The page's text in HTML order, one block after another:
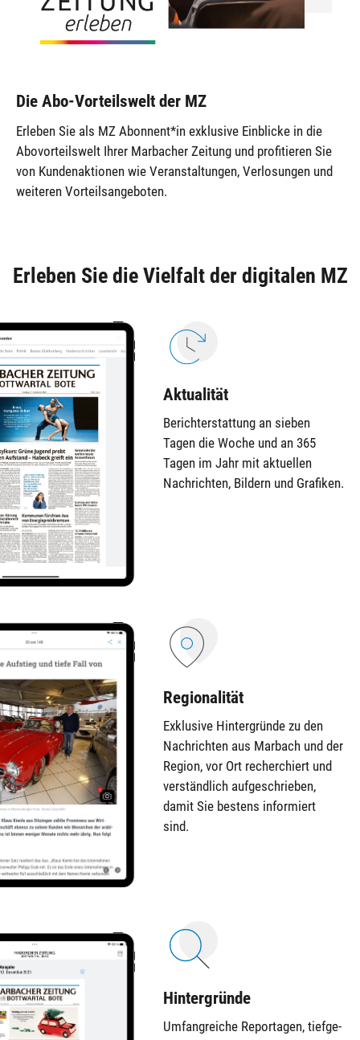
Die Abo-Vorteilswelt der MZ
Erleben Sie als MZ Abonnent*in exklusive Einblicke in die
Abovorteilswelt Ihrer Marbacher Zeitung und profitieren Sie
von Kunden­aktionen wie Veranstaltungen, Verlosungen und
weiteren Vorteilsangeboten.
Erleben Sie die Vielfalt der digitalen MZ
Aktualität
Berichterstattung an sieben
Tagen die Woche und an 365
Tagen im Jahr mit aktu­el­len
Nach­rich­ten, Bil­dern und Grafiken.
Regionalität
Exklusive Hintergründe zu den
Nachrichten aus Marbach und der
Region, vor Ort recherchiert und
verständlich aufgeschrieben,
damit Sie bestens informiert
sind.
Hintergründe
Umfangreiche Repor­tagen, tief­ge­